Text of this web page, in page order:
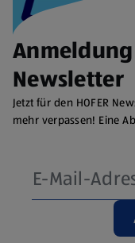
Anmeldung
Newsletter
Jetzt für den HOFER
mehr verpassen! Eine